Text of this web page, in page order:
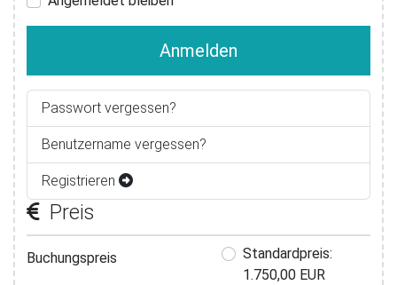
Anmelden
Passwort vergessen?
Benutzername vergessen?
Registrieren
Preis
Buchungspreis Buchungspreis
Standardpreis:
1.750,00 EUR